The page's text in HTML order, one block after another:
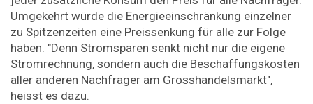
Umgekehrt würde die Energieeinschränkung einzelner
zu Spitzenzeiten eine Preissenkung für alle zur Folge
haben. "Denn Stromsparen senkt nicht nur die eigene
Stromrechnung, sondern auch die Beschaffungskosten
aller anderen Nachfrager am Grosshandelsmarkt",
heisst es dazu.